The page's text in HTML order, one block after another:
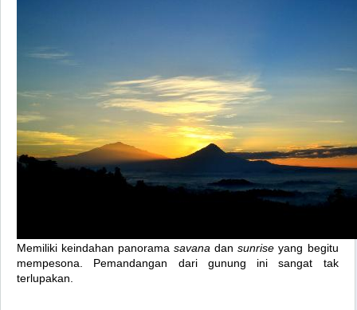
Memiliki keindahan panoramasavana dansunrise yang begitu
mempesona. Pemandangan dari gunung ini sangat tak
terlupakan.